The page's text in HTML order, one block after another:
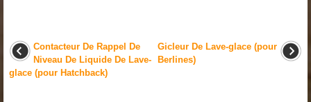
Contacteur De Rappel De
Niveau De Liquide De Lave-
glace (pour Hatchback)
Gicleur De Lave-glace (pour
Berlines)